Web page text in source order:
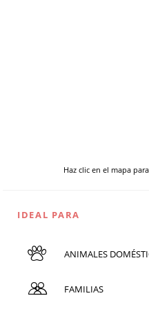
Haz clic en el mapa
IDEAL PARA
ANIMALES
FAMILIAS